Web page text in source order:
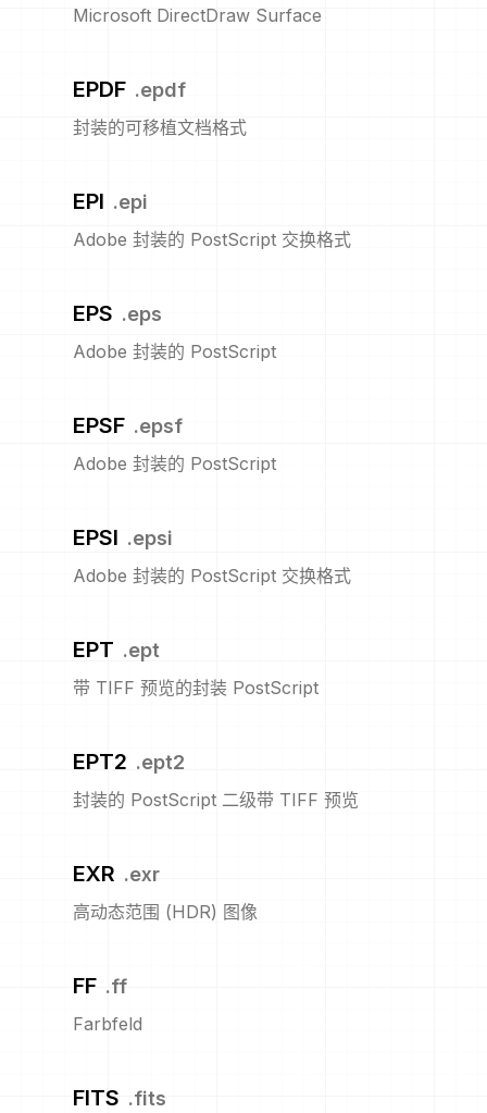
Microsoft DirectDraw Surface
EPDF .epdf
封装的可移植文档格式
EPI .epi
Adobe 封装的 PostScript 交换格式
EPS .eps
Adobe 封装的 PostScript
EPSF .epsf
Adobe 封装的 PostScript
EPSI .epsi
Adobe 封装的 PostScript 交换格式
EPT .ept
带 TIFF 预览的封装 PostScript
EPT2 .ept2
封装的 PostScript 二级带 TIFF 预览
EXR .exr
高动态范围 (HDR) 图像
FF .ff
Farbfeld
FITS .fits